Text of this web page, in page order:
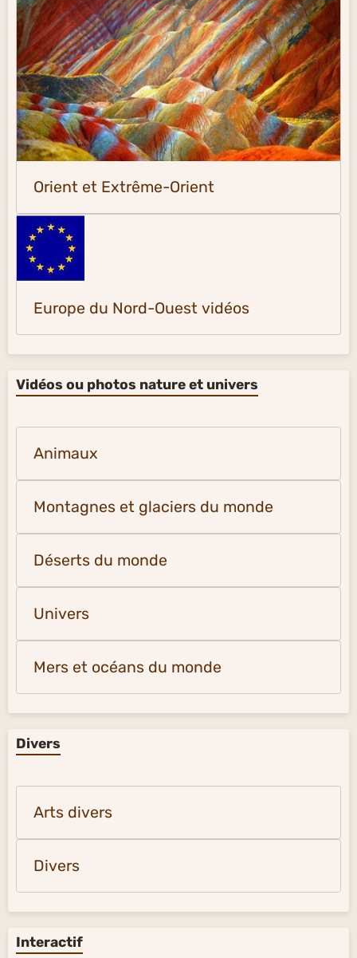
Orient et Extrême-Orient
Europe du Nord-Ouest vidéos
Vidéos ou photos nature et univers
Animaux
Montagnes et glaciers du monde
Déserts du monde
Univers
Mers et océans du monde
Divers
Arts divers
Divers
Interactif